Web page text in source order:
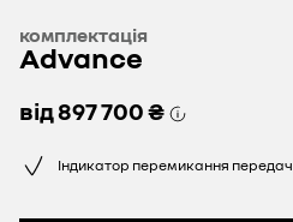
комплектація
Advance
від897 700 ₴
Індикатор перемикання передач